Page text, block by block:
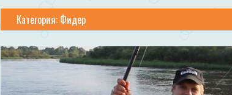
Категория: Фидер